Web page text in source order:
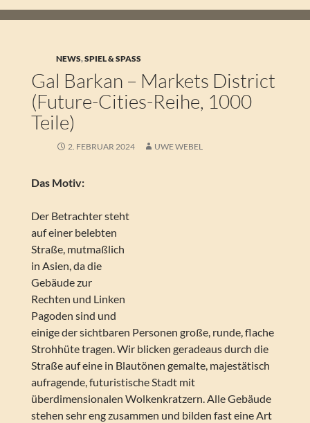
NEWS,SPIEL & SPASS
Gal Barkan – Markets District
(Future-Cities-Reihe, 1000
Teile)
2. FEBRUAR 2024 UWE WEBEL
Das Motiv:
Der Betrachter steht
auf einer belebten
Straße, mutmaßlich
in Asien, da die
Gebäude zur
Rechten und Linken
Pagoden sind und
einige der sichtbaren Personen große, runde, flache
Strohhüte tragen. Wir blicken geradeaus durch die
Straße auf eine in Blautönen gemalte, majestätisch
aufragende, futuristische Stadt mit
überdimensionalen Wolkenkratzern. Alle Gebäude
stehen sehr eng zusammen und bilden fast eine Art